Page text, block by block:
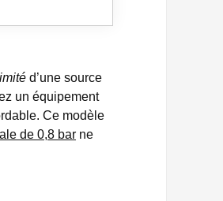
d’une source
un équipement
Ce modèle
de 0,8 bar ne